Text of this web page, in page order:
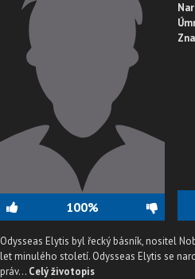
100%
Odysseas Elytis byl řecký básník, nositel
let minulého století. Odysseas Elytis se
práv... Celý životopis